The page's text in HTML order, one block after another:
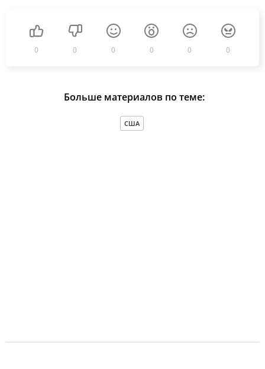
0 0 0 0 0 0
Больше материалов по теме:
США